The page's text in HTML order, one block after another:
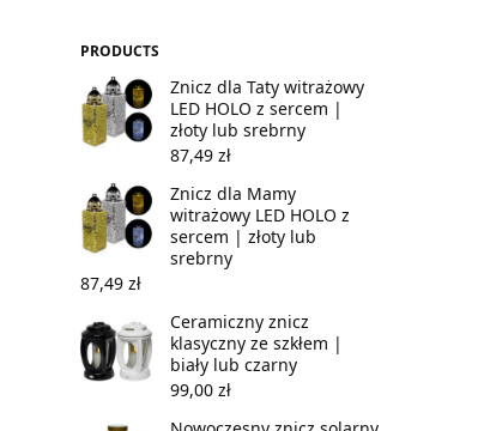
PRODUCTS
Znicz dla Taty witrażowy
LED HOLO z sercem |
złoty lub srebrny
87,49 zł
Znicz dla Mamy
witrażowy LED HOLO z
sercem | złoty lub
srebrny
87,49 zł
Ceramiczny znicz
klasyczny ze szkłem |
biały lub czarny
99,00 zł